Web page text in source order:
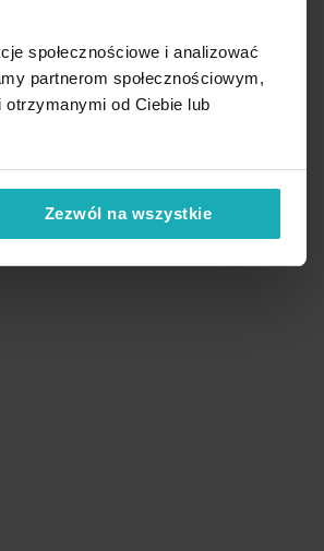
społecznościowe i analizować
partnerom społecznościowym,
od Ciebie lub
Zezwól na wszystkie